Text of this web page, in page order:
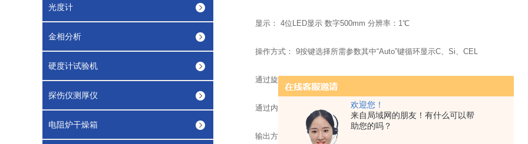
欢迎您！
来自局域网的朋友！有什么可以帮
助您的吗？
光度计
金相分析
硬度计试验机
探伤仪测厚仪
电阻炉干燥箱
显示： 4位LED显示 数字500mm 分辨率：1℃
操作方式： 9按键选择所需参数其中“Auto”键循环显示C、Si、CEL
通过旋转电位器调整Si含量
通过内部电位器调整C含量
输出方式： 电流环TTY4-20MA